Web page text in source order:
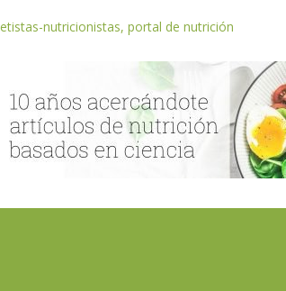
nutricionistas, portal de nutrición